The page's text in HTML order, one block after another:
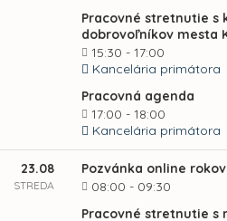
Pracovné stretnutie s
dobrovoľníkov mesta
15:30 - 17:00
Kancelária primátora
Pracovná agenda
17:00 - 18:00
Kancelária primátora
23.08
STREDA
Pozvánka online
08:00 - 09:30
Pracovné stretnutie